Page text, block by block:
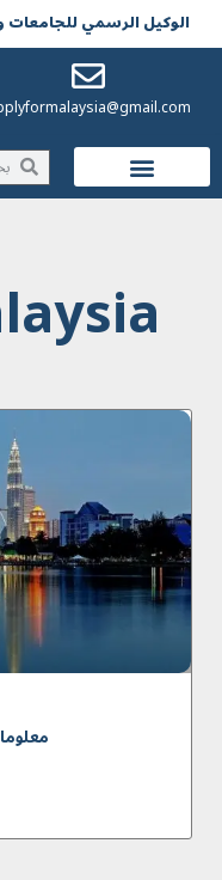
الوکیل الرسمي للجامعات و